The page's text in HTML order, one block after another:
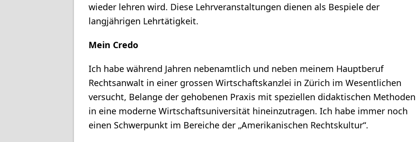
wieder lehren wird. Diese Lehrveranstaltungen dienen als Bespiele der
langjährigen Lehrtätigkeit.
Mein Credo
Ich habe während Jahren nebenamtlich und neben meinem Hauptberuf
Rechtsanwalt in einer grossen Wirtschaftskanzlei in Zürich im Wesentlichen
versucht, Belange der gehobenen Praxis mit speziellen didaktischen Methoden
in eine moderne Wirtschaftsuniversität hineinzutragen. Ich habe immer noch
einen Schwerpunkt im Bereiche der „Amerikanischen Rechtskultur“.